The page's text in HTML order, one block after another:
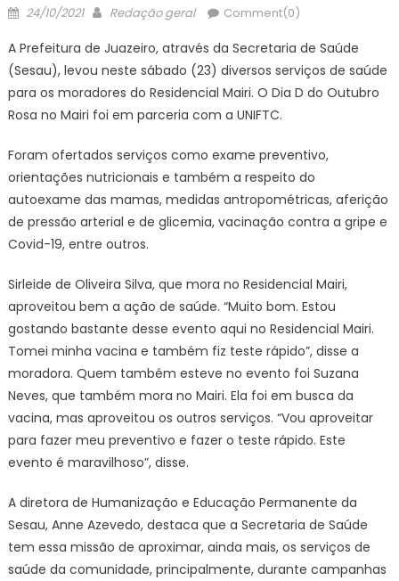
Posted
24/10/2021 Author
Redação geral Comment(0)
A Prefeitura de Juazeiro, através da Secretaria de Saúde
(Sesau), levou neste sábado (23) diversos serviços de saúde
para os moradores do Residencial Mairi. O Dia D do Outubro
Rosa no Mairi foi em parceria com a UNIFTC.
Foram ofertados serviços como exame preventivo,
orientações nutricionais e também a respeito do
autoexame das mamas, medidas antropométricas, aferição
de pressão arterial e de glicemia, vacinação contra a gripe e
Covid-19, entre outros.
Sirleide de Oliveira Silva, que mora no Residencial Mairi,
aproveitou bem a ação de saúde. “Muito bom. Estou
gostando bastante desse evento aqui no Residencial Mairi.
Tomei minha vacina e também fiz teste rápido”, disse a
moradora. Quem também esteve no evento foi Suzana
Neves, que também mora no Mairi. Ela foi em busca da
vacina, mas aproveitou os outros serviços. “Vou aproveitar
para fazer meu preventivo e fazer o teste rápido. Este
evento é maravilhoso”, disse.
A diretora de Humanização e Educação Permanente da
Sesau, Anne Azevedo, destaca que a Secretaria de Saúde
tem essa missão de aproximar, ainda mais, os serviços de
saúde da comunidade, principalmente, durante campanhas